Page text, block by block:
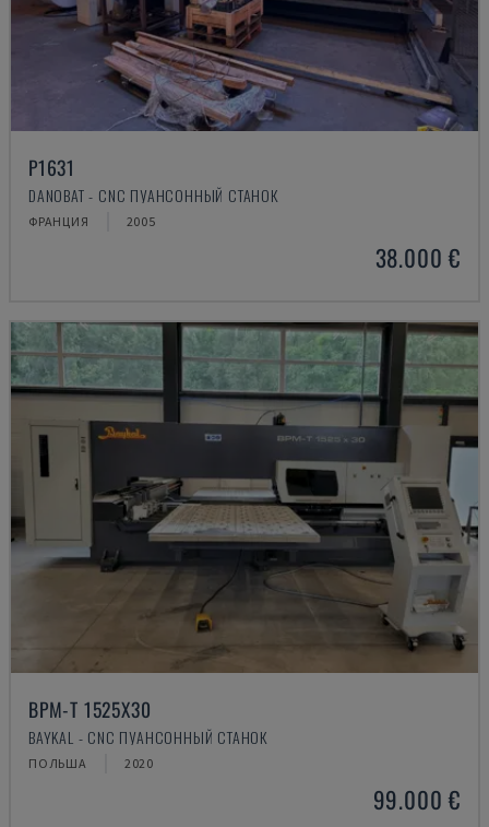
P1631
DANOBAT - CNC ПУАНСОННЫЙ СТАНОК
ФРАНЦИЯ 2005
38.000 €
BPM-T 1525X30
BAYKAL - CNC ПУАНСОННЫЙ СТАНОК
ПОЛЬША 2020
99.000 €